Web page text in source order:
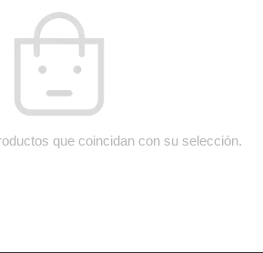
que coincidan con su selección.